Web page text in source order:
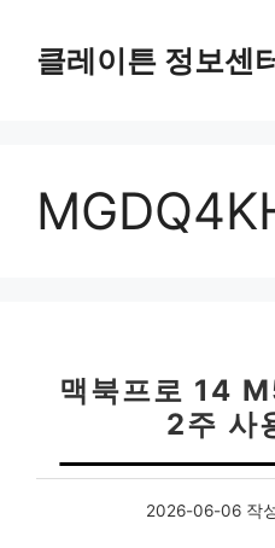
클레이튼 정보센
맥북프로 14
2주 사
2026-06-06 작